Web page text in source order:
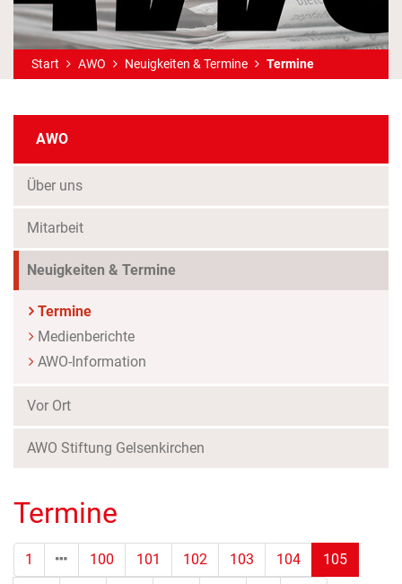
Start AWO Neuigkeiten & Termine Termine
AWO
Über uns
Mitarbeit
Neuigkeiten & Termine
Termine(Standort)
Medienberichte
AWO-Information
Vor Ort
AWO Stiftung Gelsenkirchen
Termine
1 100 101 102 103 104 105